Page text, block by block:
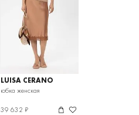
LUISA CERANO
юбка женская
39 632 ₽